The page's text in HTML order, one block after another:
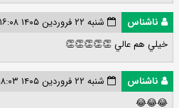
ناشناس
شنبه ۲۲ فروردین ۱۴۰۵ ۱۸:۱۶:۰۸
خيلي هم عالي 👏👏👏👏👏
ناشناس
شنبه ۲۲ فروردین ۱۴۰۵ ۱۸:۱۸:۰۳
😂😂😂